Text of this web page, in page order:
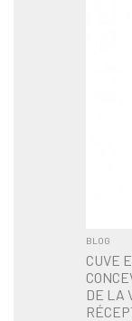
BLOG
CUVE
DE LA